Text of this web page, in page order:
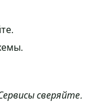
сверяйте.